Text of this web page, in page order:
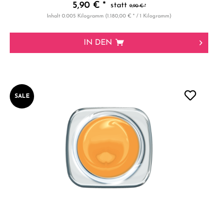
5,90 € *
9,90 € *
Inhalt0.005 Kilogramm (1.180,00 € * / 1 Kilogramm)
IN DEN
SALE